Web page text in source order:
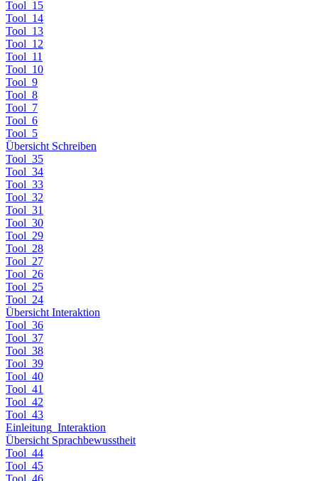
Tool_15
Tool_14
Tool_13
Tool_12
Tool_11
Tool_10
Tool_9
Tool_8
Tool_7
Tool_6
Tool_5
Übersicht Schreiben
Tool_35
Tool_34
Tool_33
Tool_32
Tool_31
Tool_30
Tool_29
Tool_28
Tool_27
Tool_26
Tool_25
Tool_24
Übersicht Interaktion
Tool_36
Tool_37
Tool_38
Tool_39
Tool_40
Tool_41
Tool_42
Tool_43
Einleitung_Interaktion
Übersicht Sprachbewusstheit
Tool_44
Tool_45